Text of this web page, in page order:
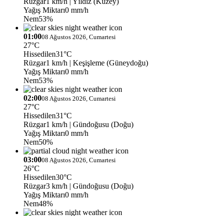
Yağış Miktarı0 mm/h
Nem53%
01:0008 Ağustos 2026, Cumartesi
27°C
Hissedilen31°C
Rüzgar1 km/h | Keşişleme (Güneydoğu)
Yağış Miktarı0 mm/h
Nem53%
02:0008 Ağustos 2026, Cumartesi
27°C
Hissedilen31°C
Rüzgar1 km/h | Gündoğusu (Doğu)
Yağış Miktarı0 mm/h
Nem50%
03:0008 Ağustos 2026, Cumartesi
26°C
Hissedilen30°C
Rüzgar3 km/h | Gündoğusu (Doğu)
Yağış Miktarı0 mm/h
Nem48%